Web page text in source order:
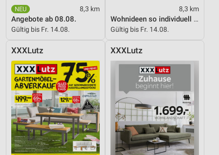
8,3 km
Angebote ab 08.08.
Gültig bis Fr. 14.08.
8,3 km
Wohnideen so individuell wie du!
Gültig bis Fr. 14.08.
XXXLutz XXXLutz